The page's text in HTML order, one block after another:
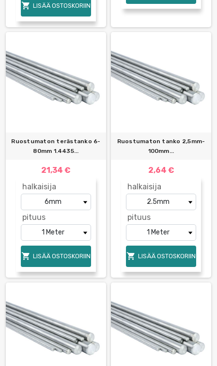
 LISÄÄ OSTOSKORIIN
Ruostumaton terästanko 6-
80mm 1.4435...
21,34 €
halkaisija
pituus
 LISÄÄ OSTOSKORIIN
Ruostumaton tanko 2,5mm-
100mm...
2,64 €
halkaisija
pituus
 LISÄÄ OSTOSKORIIN